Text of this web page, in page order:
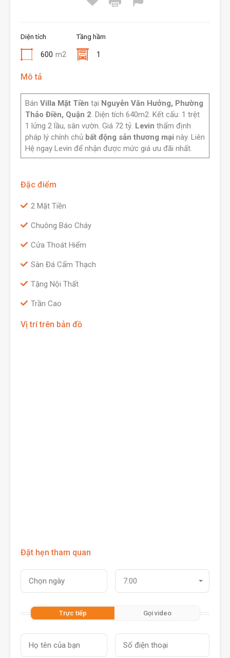
Diện tích
600 m2
Tầng hầm
1
Mô tả
Bán Villa Mặt Tiền tại Nguyễn Văn Hưởng, Phường
Thảo Điền, Quận 2. Diện tích 640m2. Kết cấu: 1 trệt
1 lửng 2 lầu, sân vườn. Giá 72 tỷ. Levin thẩm định
pháp lý chính chủ bất động sản thương mại này. Liên
Hệ ngay Levin để nhận được mức giá ưu đãi nhất.
Đặc điểm
2 Mặt Tiền
Chuông Báo Cháy
Cửa Thoát Hiểm
Sàn Đá Cẩm Thạch
Tặng Nội Thất
Trần Cao
Vị trí trên bản đồ
Đặt hẹn tham quan
7:00
Trực tiếp Gọi video